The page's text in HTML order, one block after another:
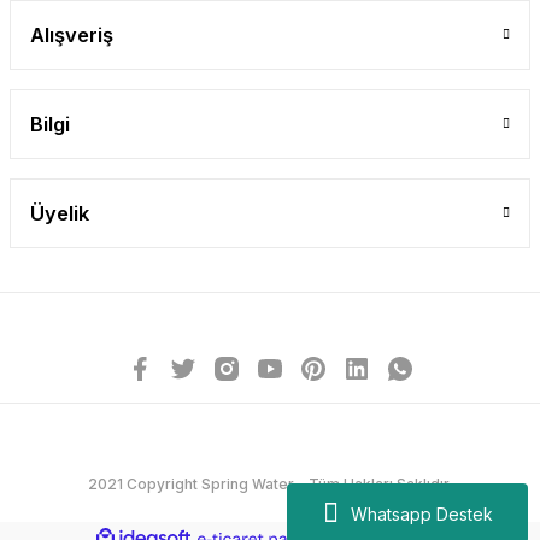
Whatsapp Destek
Alışveriş
Bilgi
Üyelik
2021 Copyright Spring Water - Tüm Hakları Saklıdır.